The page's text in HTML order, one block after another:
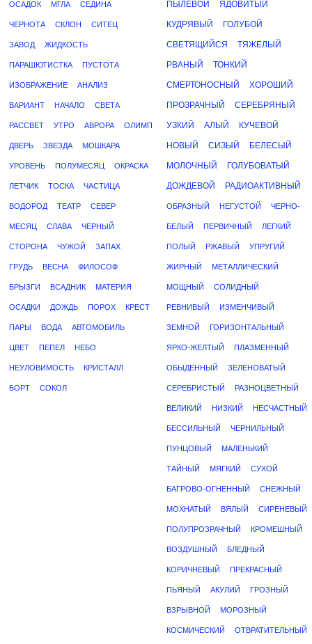
ОСАДОК МГЛА СЕДИНА
ЧЕРНОТА СКЛОН СИТЕЦ
ЗАВОД ЖИДКОСТЬ
ПАРАШЮТИСТКА ПУСТОТА
ИЗОБРАЖЕНИЕ АНАЛИЗ
ВАРИАНТ НАЧАЛО СВЕТА
РАССВЕТ УТРО АВРОРА ОЛИМП
ДВЕРЬ ЗВЕЗДА МОШКАРА
УРОВЕНЬ ПОЛУМЕСЯЦ ОКРАСКА
ЛЕТЧИК ТОСКА ЧАСТИЦА
ВОДОРОД ТЕАТР СЕВЕР
МЕСЯЦ СЛАВА ЧЕРНЫЙ
СТОРОНА ЧУЖОЙ ЗАПАХ
ГРУДЬ ВЕСНА ФИЛОСОФ
БРЫЗГИ ВСАДНИК МАТЕРИЯ
ОСАДКИ ДОЖДЬ ПОРОХ КРЕСТ
ПАРЫ ВОДА АВТОМОБИЛЬ
ЦВЕТ ПЕПЕЛ НЕБО
НЕУЛОВИМОСТЬ КРИСТАЛЛ
БОРТ СОКОЛ
ПЫЛЕВОЙ ЯДОВИТЫЙ
КУДРЯВЫЙ ГОЛУБОЙ
СВЕТЯЩИЙСЯ ТЯЖЕЛЫЙ
РВАНЫЙ ТОНКИЙ
СМЕРТОНОСНЫЙ ХОРОШИЙ
ПРОЗРАЧНЫЙ СЕРЕБРЯНЫЙ
УЗКИЙ АЛЫЙ КУЧЕВОЙ
НОВЫЙ СИЗЫЙ БЕЛЕСЫЙ
МОЛОЧНЫЙ ГОЛУБОВАТЫЙ
ДОЖДЕВОЙ РАДИОАКТИВНЫЙ
ОБРАЗНЫЙ НЕГУСТОЙ ЧЕРНО-
БЕЛЫЙ ПЕРВИЧНЫЙ ЛЕГКИЙ
ПОЛЫЙ РЖАВЫЙ УПРУГИЙ
ЖИРНЫЙ МЕТАЛЛИЧЕСКИЙ
МОЩНЫЙ СОЛИДНЫЙ
РЕВНИВЫЙ ИЗМЕНЧИВЫЙ
ЗЕМНОЙ ГОРИЗОНТАЛЬНЫЙ
ЯРКО-ЖЕЛТЫЙ ПЛАЗМЕННЫЙ
ОБЫДЕННЫЙ ЗЕЛЕНОВАТЫЙ
СЕРЕБРИСТЫЙ РАЗНОЦВЕТНЫЙ
ВЕЛИКИЙ НИЗКИЙ НЕСЧАСТНЫЙ
БЕССИЛЬНЫЙ ЧЕРНИЛЬНЫЙ
ПУНЦОВЫЙ МАЛЕНЬКИЙ
ТАЙНЫЙ МЯГКИЙ СУХОЙ
БАГРОВО-ОГНЕННЫЙ СНЕЖНЫЙ
МОХНАТЫЙ ВЯЛЫЙ СИРЕНЕВЫЙ
ПОЛУПРОЗРАЧНЫЙ КРОМЕШНЫЙ
ВОЗДУШНЫЙ БЛЕДНЫЙ
КОРИЧНЕВЫЙ ПРЕКРАСНЫЙ
ПЬЯНЫЙ АКУЛИЙ ГРОЗНЫЙ
ВЗРЫВНОЙ МОРОЗНЫЙ
КОСМИЧЕСКИЙ ОТВРАТИТЕЛЬНЫЙ